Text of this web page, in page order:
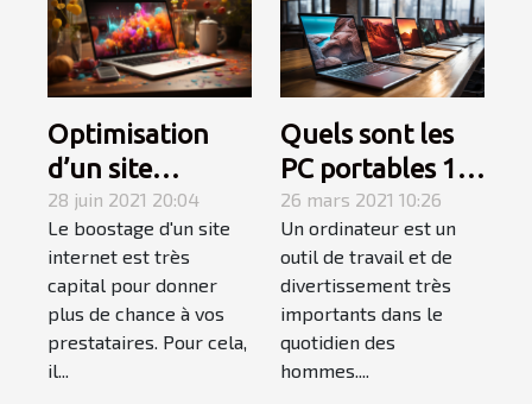
Optimisation
d’un site
internet : ce
qu’il faut
apprendre!
28 juin 2021 20:04
Le boostage d'un site
internet est très
capital pour donner
plus de chance à vos
prestataires. Pour cela,
il...
Quels sont les
PC portables 13
pouces en solde
en 2021 ?
26 mars 2021 10:26
Un ordinateur est un
outil de travail et de
divertissement très
importants dans le
quotidien des
hommes....